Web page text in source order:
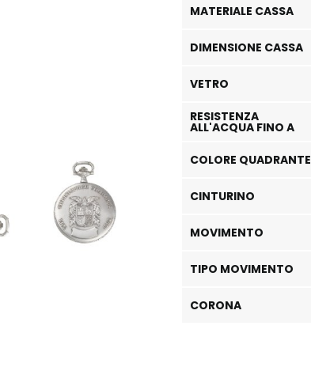
MATERIALE CASSA
DIMENSIONE CASSA
VETRO
RESISTENZA
ALL'ACQUA FINO A
COLORE QUADRANTE
CINTURINO
MOVIMENTO
TIPO MOVIMENTO
CORONA